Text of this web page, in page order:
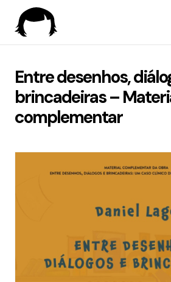
Entre desenhos,
brincadeiras –
complementar